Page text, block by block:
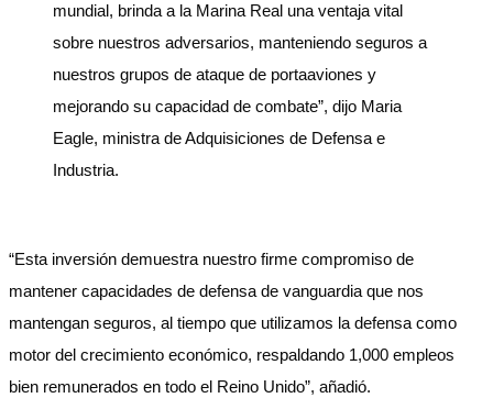
mundial, brinda a la Marina Real una ventaja vital
sobre nuestros adversarios, manteniendo seguros a
nuestros grupos de ataque de portaaviones y
mejorando su capacidad de combate”, dijo Maria
Eagle, ministra de Adquisiciones de Defensa e
Industria.
“Esta inversión demuestra nuestro firme compromiso de
mantener capacidades de defensa de vanguardia que nos
mantengan seguros, al tiempo que utilizamos la defensa como
motor del crecimiento económico, respaldando 1,000 empleos
bien remunerados en todo el Reino Unido”, añadió.